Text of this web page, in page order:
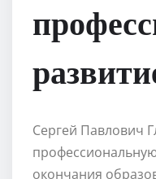
Сергей Павлович
окончания